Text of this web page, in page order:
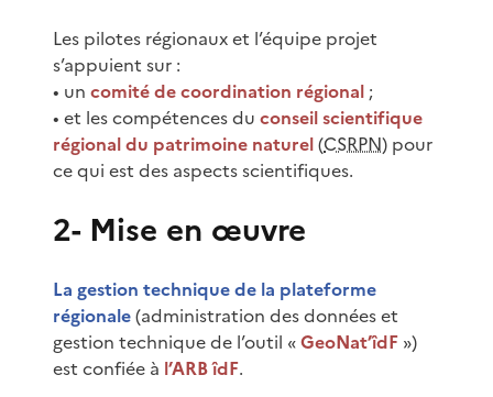
Les pilotes régionaux et l’équipe projet
s’appuient sur :
• un comité de coordination régional ;
• et les compétences du conseil scientifique
régional du patrimoine naturel(CSRPN) pour
ce qui est des aspects scientifiques.
2- Mise en œuvre
La gestion technique de la plateforme
régionale(administration des données et
gestion technique de l’outil «GeoNat’îdF »)
est confiée à l’ARB îdF.